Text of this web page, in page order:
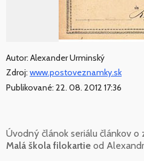
Autor: Alexander Urminský
Zdroj: www.postoveznamky.sk
Publikované: 22. 08. 2012 17:36
Úvodný článok seriálu článkov o
Malá škola filokartie od